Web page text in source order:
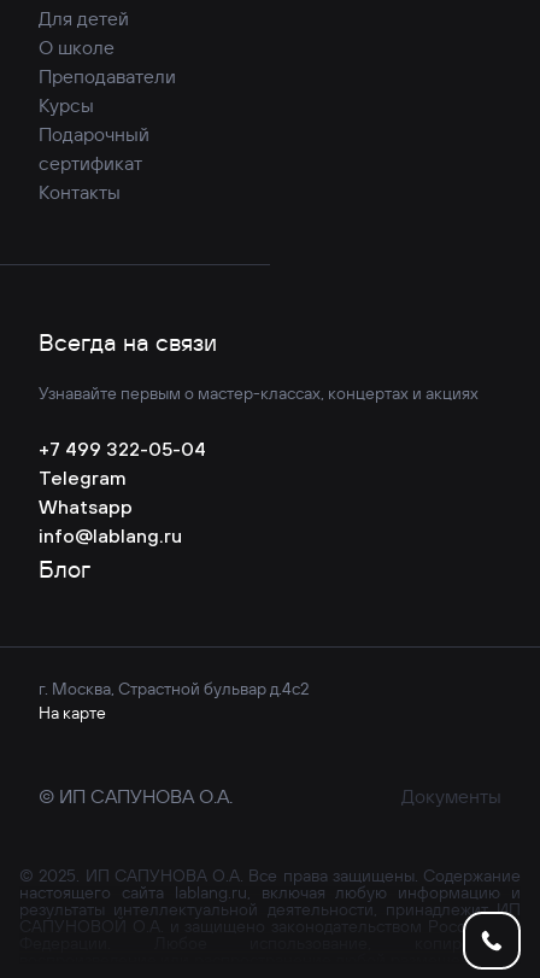
Для детей
О школе
Преподаватели
Курсы
Подарочный
сертификат
Контакты
Всегда на связи
Узнавайте первым о мастер-классах, концертах и акциях
+7 499 322-05-04
Telegram
Whatsapp
info@lablang.ru
Блог
г. Москва, Страстной бульвар д.4с2
На карте
© ИП САПУНОВА О.А. Документы
© 2025. ИП САПУНОВА О.А. Все права защищены. Содержание
настоящего сайта lablang.ru, включая любую информацию и
результаты интеллектуальной деятельности, принадлежит ИП
САПУНОВОЙ О.А. и защищено законодательством Российской
Федерации. Любое использование, копирование,
воспроизведение или распространение любой размещенной на